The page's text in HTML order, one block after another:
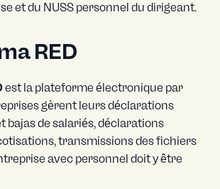
et du NUSS personnel du dirigeant.
RED
est la plateforme électronique par
gèrent leurs déclarations
bajas de salariés, déclarations
transmissions des fichiers
avec personnel doit y être